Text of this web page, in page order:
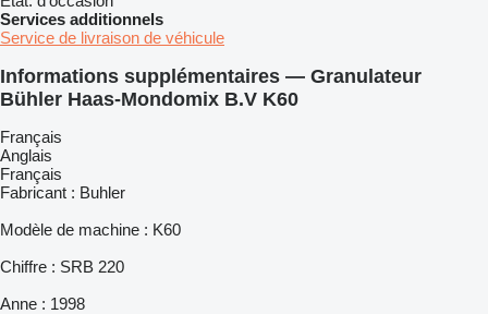
Services additionnels
Service de livraison de véhicule
Informations supplémentaires — Granulateur
Bühler Haas-Mondomix B.V K60
Français
Anglais
Français
Fabricant : Buhler
Modèle de machine : K60
Chiffre : SRB 220
Anne : 1998